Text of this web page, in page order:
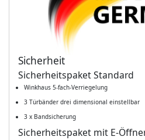
Sicherheit
Sicherheitspaket Standard
Winkhaus 5-fach-Verriegelung
3 Türbänder drei dimensional einstellbar
3 x Bandsicherung
Sicherheitspaket mit E-